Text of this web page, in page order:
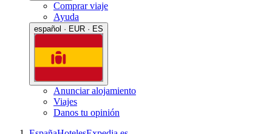
Comprar viaje
Ayuda
español · EUR · ES
Anunciar alojamiento
Viajes
Danos tu opinión